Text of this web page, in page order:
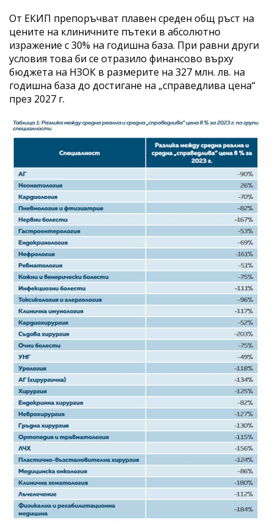
От ЕКИП препоръчват плавен среден общ ръст на
цените на клиничните пътеки в абсолютно
изражение с 30% на годишна база. При равни други
условия това би се отразило финансово върху
бюджета на НЗОК в размерите на 327 млн. лв. на
годишна база до достигане на „справедлива цена“
през 2027 г.